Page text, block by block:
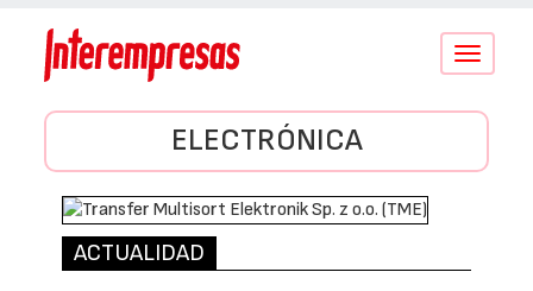
Conmutar
ELECTRÓNICA
ACTUALIDAD